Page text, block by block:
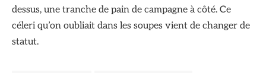
dessus, une tranche de pain de campagne à côté. Ce
céleri qu’on oubliait dans les soupes vient de changer de
statut.